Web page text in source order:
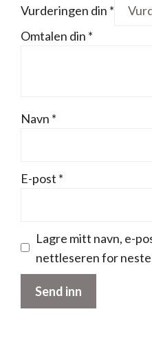
Vurderingen din *
Omtalen din *
Navn *
E-post *
Lagre mitt navn, e-
nettleseren for